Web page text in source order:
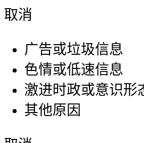
取消
广告或垃圾信息
色情或低速信息
激进时政或意识形
其他原因